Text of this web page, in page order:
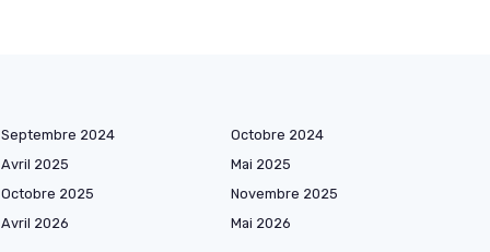
Septembre 2024
Octobre 2024
Avril 2025
Mai 2025
Octobre 2025
Novembre 2025
Avril 2026
Mai 2026